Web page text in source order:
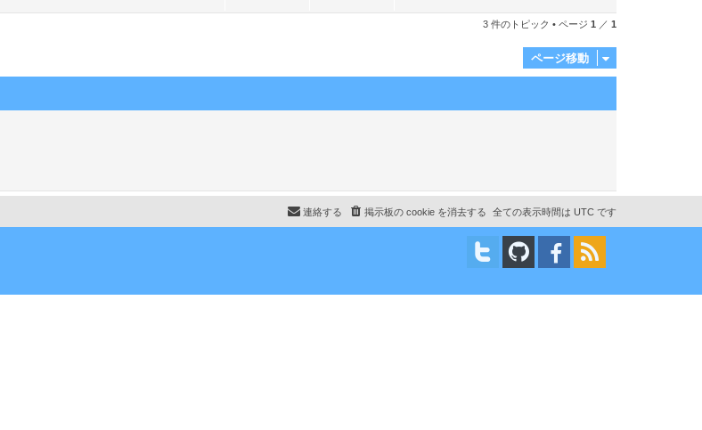
3 件のトピック • ページ 1 ／ 1
ページ移動
全ての表示時間は UTC です
掲示板の cookie を消去する
連絡する